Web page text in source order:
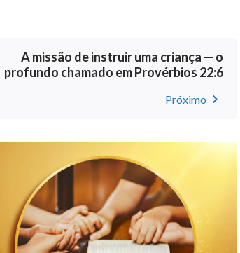
A missão de instruir uma criança — o
profundo chamado em Provérbios 22:6
Próximo